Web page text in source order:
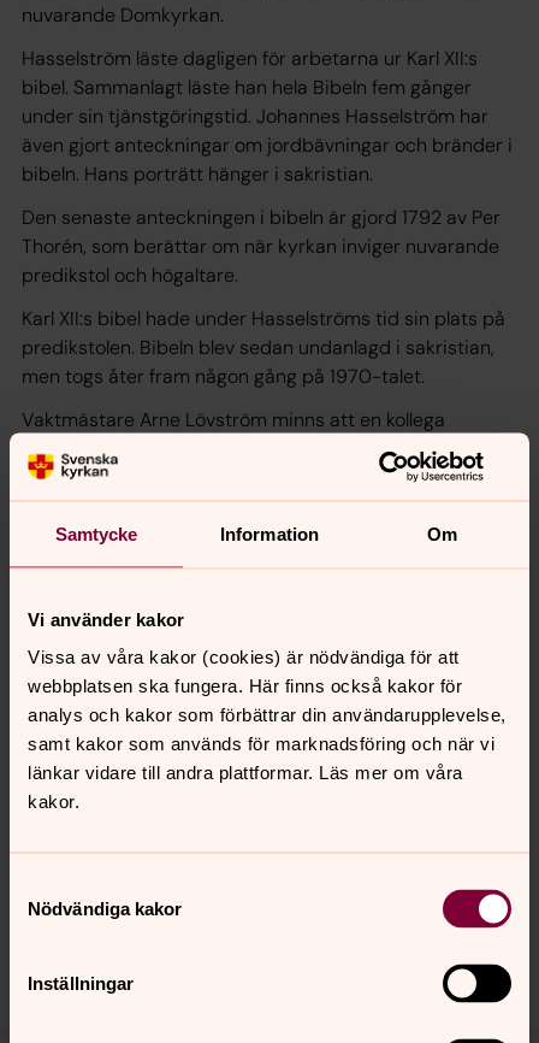
Samtycke Information Om
Vi använder kakor
Vissa av våra kakor (cookies) är nödvändiga för att
webbplatsen ska fungera. Här finns också kakor för
analys och kakor som förbättrar din användarupplevelse,
samt kakor som används för marknadsföring och när vi
länkar vidare till andra plattformar. Läs mer om våra
kakor.
Nödvändiga kakor
Inställningar
nuvarande Domkyrkan.
Hasselström läste dagligen för arbetarna ur Karl XII:s
bibel. Sammanlagt läste han hela Bibeln fem gånger
under sin tjänstgöringstid. Johannes Hasselström har
även gjort anteckningar om jordbävningar och bränder i
bibeln. Hans porträtt hänger i sakristian.
Den senaste anteckningen i bibeln är gjord 1792 av Per
Thorén, som berättar om när kyrkan inviger nuvarande
predikstol och högaltare.
Karl XII:s bibel hade under Hasselströms tid sin plats på
predikstolen. Bibeln blev sedan undanlagd i sakristian,
men togs åter fram någon gång på 1970-talet.
Vaktmästare Arne Lövström minns att en kollega
berättade att dåvarande prästen ville att bibeln skulle
ligga framme på predikstolen. Det fick den göra det och
blev då stulen.
I ”Karlstads domkyrka” av Harry Nyberg kan man läsa
under Noter på sid 192; `Kyrkobibeln är stulen. Är det
någon som har sett bibeln? Domkyrkan önskar den
som har haft den.
Synpunkter eller frågor på sidans
karlstads.pastorat@svenskakyrkan.se